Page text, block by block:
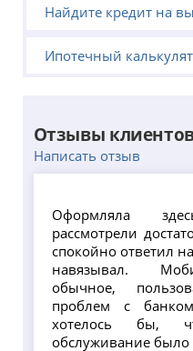
Найдите кредит на
Ипотечный
Отзывы
Написать отзыв
Оформляла
рассмотрели
спокойно ответил
навязывал.
обычное,
проблем с
хотелось бы,
обслуживание было